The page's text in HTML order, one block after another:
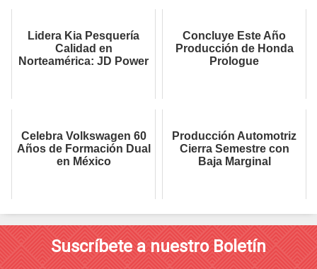
Lidera Kia Pesquería
Calidad en
Norteamérica: JD Power
Concluye Este Año
Producción de Honda
Prologue
Celebra Volkswagen 60
Años de Formación Dual
en México
Producción Automotriz
Cierra Semestre con
Baja Marginal
Suscríbete a nuestro Boletín